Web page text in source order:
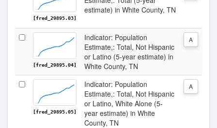
[fred_29895.03]
estimate) in White County, TN
[fred_29895.04]
Indicator: Population
Estimate,: Total, Not Hispanic
or Latino (5-year estimate) in
White County, TN
A
[fred_29895.05]
Indicator: Population
Estimate,: Total, Not Hispanic
or Latino, White Alone (5-
year estimate) in White
County, TN
A